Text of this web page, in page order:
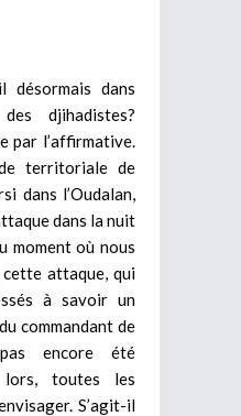
désormais dans
djihadistes?
par l’affirmative.
territoriale de
dans l’Oudalan,
dans la nuit
moment où nous
attaque, qui
à savoir un
commandant de
encore été
lors, toutes les
S’agit-il